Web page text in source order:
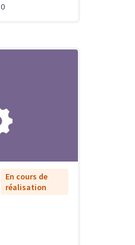
0
En cours de
réalisation